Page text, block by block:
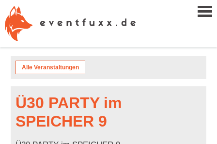
Alle Veranstaltungen
Ü30 PARTY im
SPEICHER 9